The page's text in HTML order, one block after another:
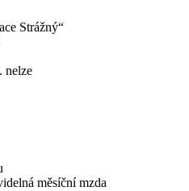
Strážný“
nelze
měsíční mzda